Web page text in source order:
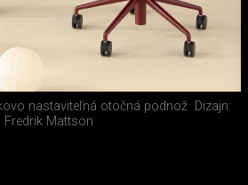
nastaviteľná otočná podnož Dizajn:
Fredrik Mattson